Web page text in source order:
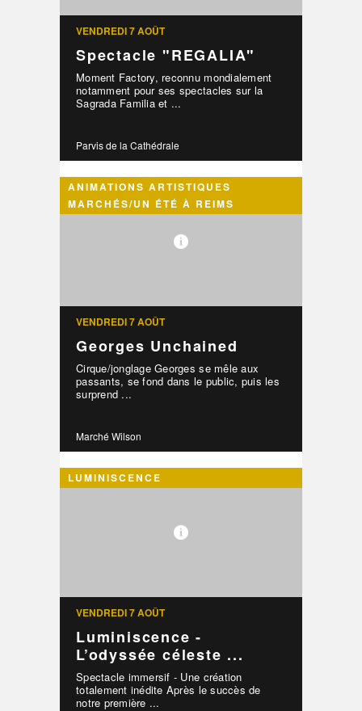
VENDREDI 7 AOÛT
Spectacle "REGALIA"
Moment Factory, reconnu mondialement
notamment pour ses spectacles sur la
Sagrada Familia et ...
Parvis de la Cathédrale
ANIMATIONS ARTISTIQUES
MARCHÉS/UN ÉTÉ À REIMS
VENDREDI 7 AOÛT
Georges Unchained
Cirque/jonglage Georges se mêle aux
passants, se fond dans le public, puis les
surprend ...
Marché Wilson
LUMINISCENCE
VENDREDI 7 AOÛT
Luminiscence -
L’odyssée céleste ...
Spectacle immersif - Une création
totalement inédite Après le succès de
notre première ...